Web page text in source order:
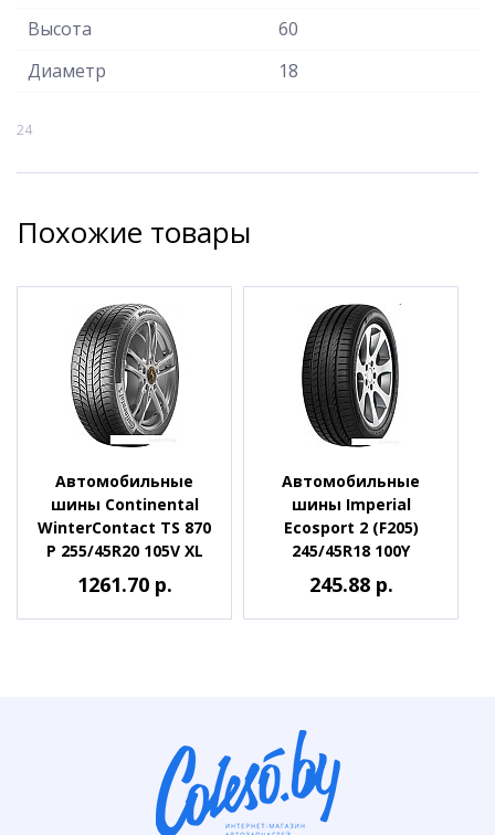
Высота
60
Диаметр
18
24
Похожие товары
Автомобильные
шины Continental
WinterContact TS 870
P 255/45R20 105V XL
1261.70 р.
Автомобильные
шины Imperial
Ecosport 2 (F205)
245/45R18 100Y
245.88 р.